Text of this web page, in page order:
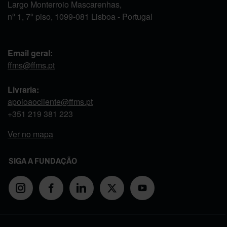
Largo Monterroio Mascarenhas,
nº 1, 7º piso, 1099-081 Lisboa - Portugal
Email geral:
ffms@ffms.pt
Livraria:
apoioaocliente@ffms.pt
+351 219 381 223
Ver no mapa
SIGA A FUNDAÇÃO